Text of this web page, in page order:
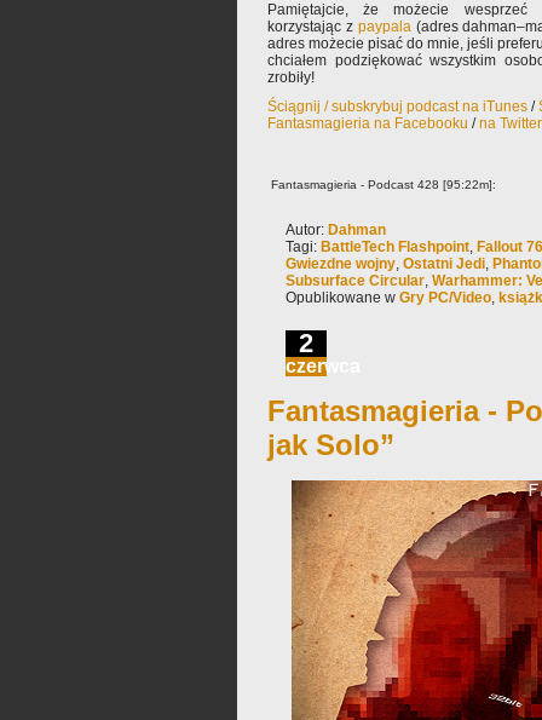
Pamiętajcie, że możecie wesprzeć
korzystając z paypala(adres
adres możecie pisać do mnie, jeśli
chciałem podziękować wszystkim
zrobiły!
Ściągnij / subskrybuj podcast na iTunes /
Fantasmagieria na Facebooku /na
Fantasmagieria - Podcast 428 [95:22m]:
Autor: Dahman
Tagi: BattleTech Flashpoint, Fallout 76
Gwiezdne wojny, Ostatni Jedi,
Subsurface Circular, Warhammer:
Opublikowane w Gry PC/Video,
2
czerwca
Fantasmagieria -
jak Solo”